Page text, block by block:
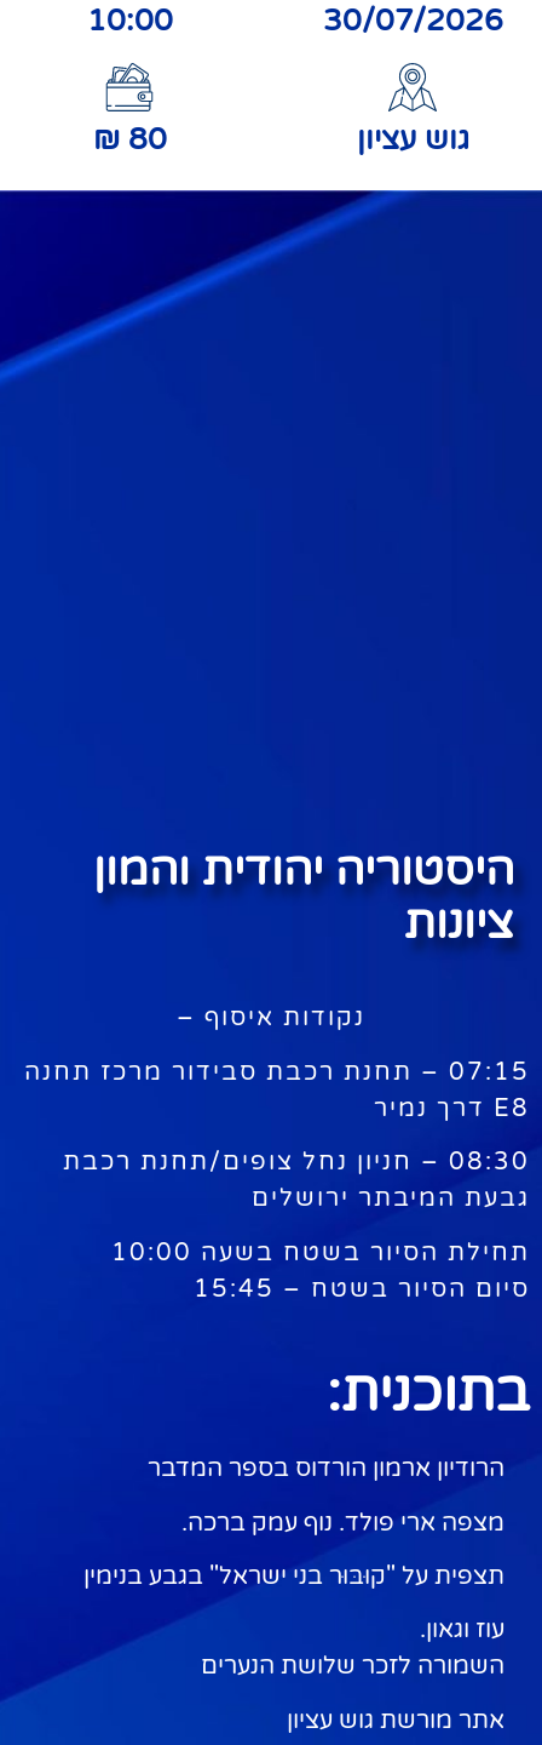
30/07/2026
10:00
גוש עציון 80
₪
היסטוריה יהודית והמון
ציונות
נקודות איסוף –
07:15 – תחנת רכבת סבידור מרכז תחנה
E8 דרך נמיר
08:30 – חניון נחל צופים/תחנת רכבת
גבעת המיבתר ירושלים
תחילת הסיור בשטח בשעה 10:00
סיום הסיור בשטח – 15:45
בתוכנית:
הרודיון ארמון הורדוס בספר המדבר
מצפה ארי פולד. נוף עמק ברכה.
תצפית על "קוּבּוּר בני ישראל" בגבע בנימין
עוז וגאון.
השמורה לזכר שלושת הנערים
אתר מורשת גוש עציון